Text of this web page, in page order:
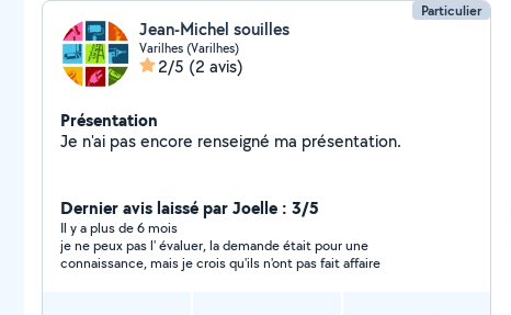
Particulier
Jean-Michel souilles
Varilhes (Varilhes)
2/5 (2 avis)
Présentation
Je n'ai pas encore renseigné ma présentation.
Dernier avis laissé par Joelle : 3/5
Il y a plus de 6 mois
je ne peux pas l' évaluer, la demande était pour une
connaissance, mais je crois qu'ils n'ont pas fait affaire